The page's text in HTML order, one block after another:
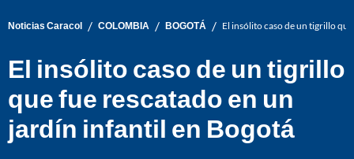
Noticias Caracol / COLOMBIA / BOGOTÁ / El insólito caso de un tigrillo
El insólito caso de un tigrillo
que fue rescatado en un
jardín infantil en Bogotá